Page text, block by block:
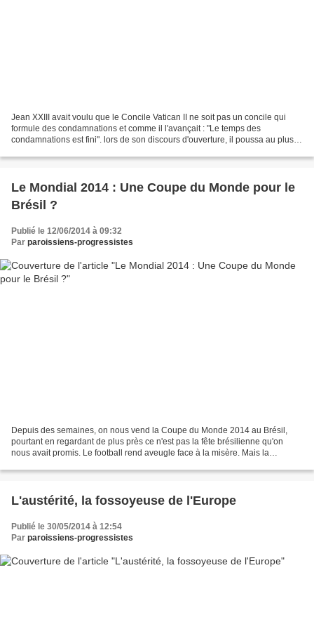
Jean XXIII avait voulu que le Concile Vatican II ne soit pas un concile qui
formule des condamnations et comme il l'avançait : "Le temps des
condamnations est fini". lors de son discours d'ouverture, il poussa au plus
Le Mondial 2014 : Une Coupe du Monde pour le
Brésil ?
Publié le 12/06/2014 à 09:32
Par paroissiens-progressistes
Depuis des semaines, on nous vend la Coupe du Monde 2014 au Brésil,
pourtant en regardant de plus près ce n'est pas la fête brésilienne qu'on
nous avait promis. Le football rend aveugle face à la misère. Mais la
L'austérité, la fossoyeuse de l'Europe
Publié le 30/05/2014 à 12:54
Par paroissiens-progressistes